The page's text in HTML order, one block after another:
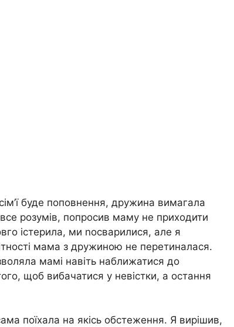
буде поповнення, дружина вимагала
розумів, попросив маму не приходити
істерила, ми nосварилися, але я
мама з дружиною не перетиналася.
мамі навіть наближатися до
щоб вибачатися у невістки, а остання
поїхала на якісь обстеження. Я вирішив,